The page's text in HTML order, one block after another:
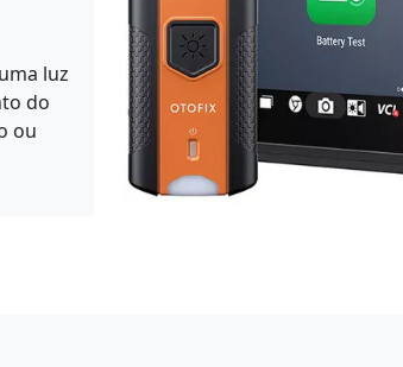
luz
do
ou